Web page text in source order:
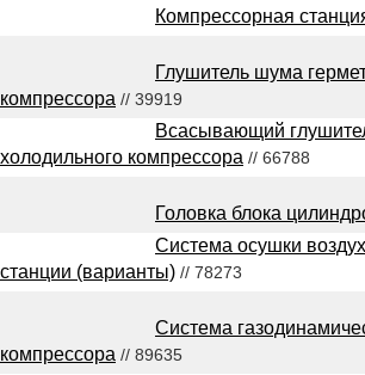
Компрессорная
Глушитель шума
компрессора // 39919
Всасывающий
холодильного компрессора // 66788
Головка блока
Система осушки
станции (варианты) // 78273
Система
компрессора // 89635